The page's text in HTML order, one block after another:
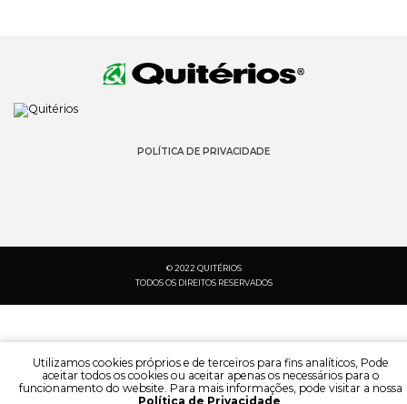
POLÍTICA DE PRIVACIDADE
© 2022 QUITÉRIOS
TODOS OS DIREITOS RESERVADOS
Utilizamos cookies próprios e de terceiros para fins analíticos, Pode
aceitar todos os cookies ou aceitar apenas os necessários para o
funcionamento do website. Para mais informações, pode visitar a nossa
Política de Privacidade